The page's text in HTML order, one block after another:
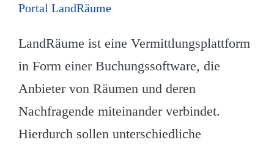
Portal LandRäume
LandRäume ist eine Vermittlungsplattform
in Form einer Buchungssoftware, die
Anbieter von Räumen und deren
Nachfragende miteinander verbindet.
Hierdurch sollen unterschiedliche